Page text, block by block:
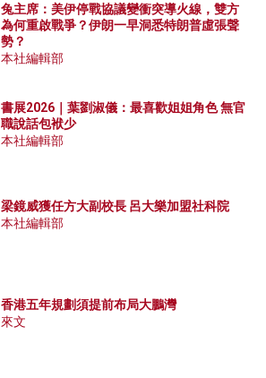
兔主席：美伊停戰協議變衝突導火線，雙方
為何重啟戰爭？伊朗一早洞悉特朗普虛張聲
勢？
本社編輯部
書展2026｜葉劉淑儀：最喜歡姐姐角色 無官
職說話包袱少
本社編輯部
梁鏡威獲任方大副校長 呂大樂加盟社科院
本社編輯部
香港五年規劃須提前布局大鵬灣
來文